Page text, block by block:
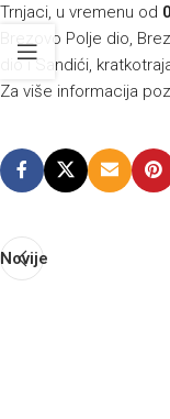
Trnjaci, u vremenu od
Brezovo Polje dio,
dio i Sandići,
Za više informacija
Novije